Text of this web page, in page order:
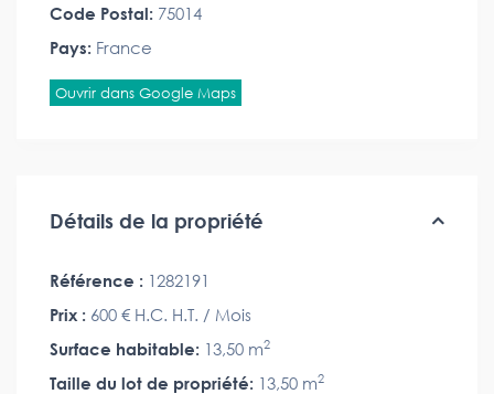
Code Postal: 75014
Pays: France
Ouvrir dans Google Maps
Détails de la propriété
Référence : 1282191
Prix : 600 € H.C. H.T. / Mois
Surface habitable: 13,50 m2
Taille du lot de propriété: 13,50 m2